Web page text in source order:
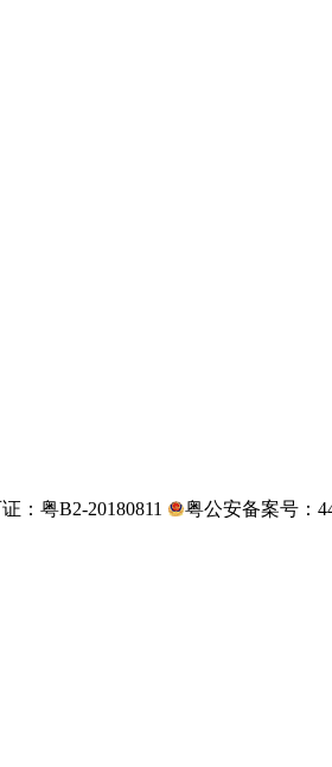
：粤B2-20180811 粤公安备案号：